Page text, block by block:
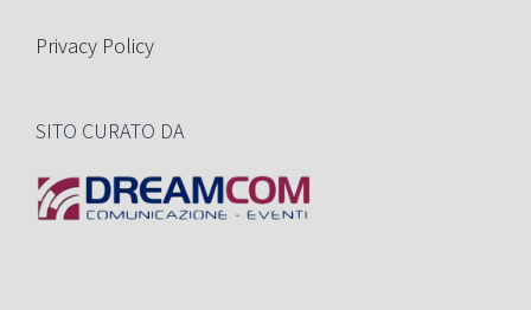
Privacy Policy
SITO CURATO DA